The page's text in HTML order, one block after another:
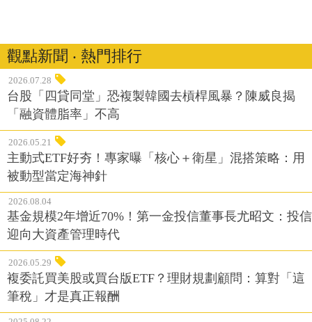
觀點新聞 ‧ 熱門排行
2026.07.28
台股「四貸同堂」恐複製韓國去槓桿風暴？陳威良揭
「融資體脂率」不高
2026.05.21
主動式ETF好夯！專家曝「核心＋衛星」混搭策略：用
被動型當定海神針
2026.08.04
基金規模2年增近70%！第一金投信董事長尤昭文：投信
迎向大資產管理時代
2026.05.29
複委託買美股或買台版ETF？理財規劃顧問：算對「這
筆稅」才是真正報酬